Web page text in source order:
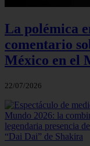
La polémica
comentario
México en el
22/07/2026